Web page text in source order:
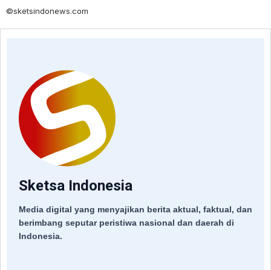
©sketsindonews.com
Sketsa Indonesia
Media digital yang menyajikan berita aktual, faktual, dan
berimbang seputar peristiwa nasional dan daerah di
Indonesia.